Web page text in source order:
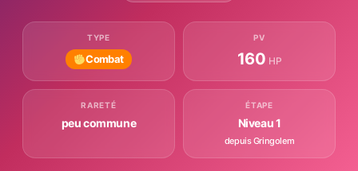
TYPE
Combat
PV
160 HP
RARETÉ
peu commune
ÉTAPE
Niveau 1
depuis Gringolem